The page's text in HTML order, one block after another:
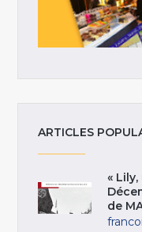
ARTICLES
«
de